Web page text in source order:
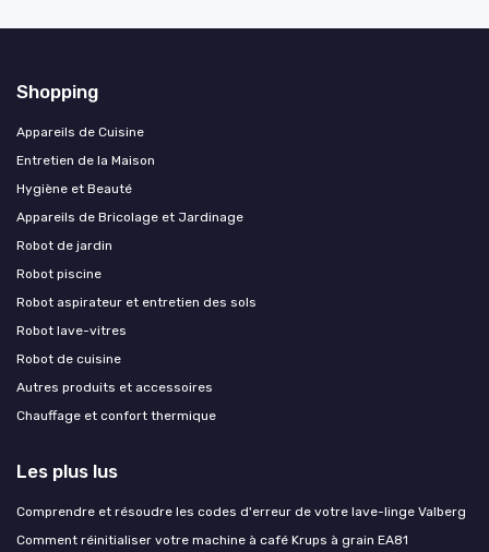
Shopping
Appareils de Cuisine
Entretien de la Maison
Hygiène et Beauté
Appareils de Bricolage et Jardinage
Robot de jardin
Robot piscine
Robot aspirateur et entretien des sols
Robot lave-vitres
Robot de cuisine
Autres produits et accessoires
Chauffage et confort thermique
Les plus lus
Comprendre et résoudre les codes d'erreur de votre lave-linge Valberg
Comment réinitialiser votre machine à café Krups à grain EA81